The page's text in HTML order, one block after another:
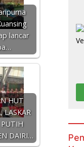
lancar
HUT
LASKAR
PUTIH
DAIRI…